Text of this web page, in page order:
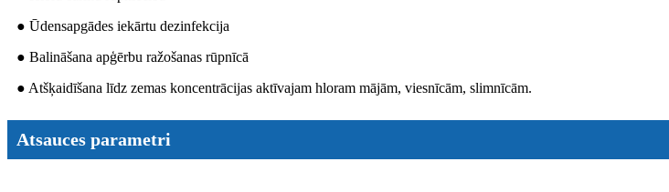
● Ūdensapgādes iekārtu dezinfekcija
● Balināšana apģērbu ražošanas rūpnīcā
● Atšķaidīšana līdz zemas koncentrācijas aktīvajam hloram mājām, viesnīcām, slimnīcām.
Atsauces parametri